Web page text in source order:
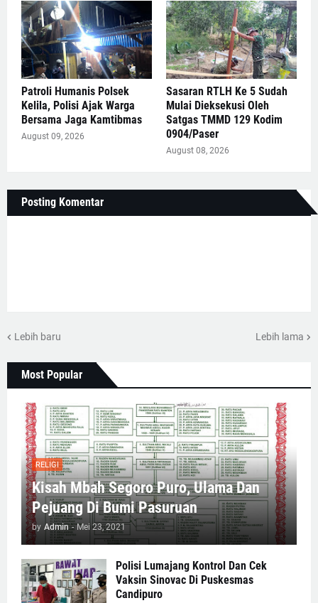
Patroli Humanis Polsek
Kelila, Polisi Ajak Warga
Bersama Jaga Kamtibmas
August 09, 2026
Sasaran RTLH Ke 5 Sudah
Mulai Dieksekusi Oleh
Satgas TMMD 129 Kodim
0904/Paser
August 08, 2026
Posting Komentar
Lebih baru Lebih lama
Most Popular
RELIGI
Kisah Mbah Segoro Puro, Ulama Dan
Pejuang Di Bumi Pasuruan
by Admin - Mei 23, 2021
Polisi Lumajang Kontrol Dan Cek
Vaksin Sinovac Di Puskesmas
Candipuro